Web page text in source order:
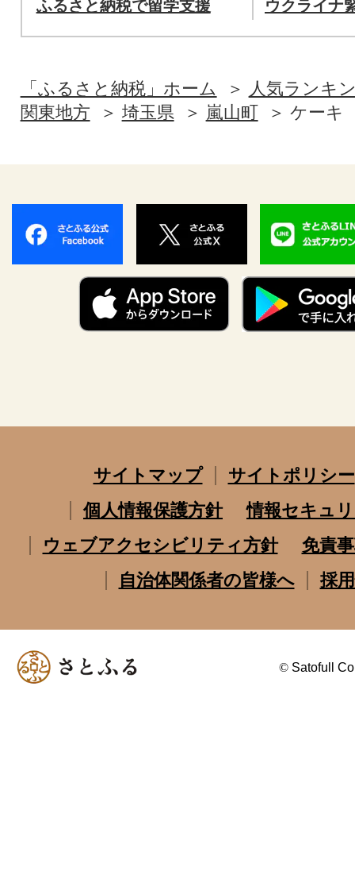
ふるさと納税で留学支援 ウクライナ
「ふるさと納税」ホーム
人気ランキ
関東地方
埼玉県 嵐山町 ケーキ
サイトマップ
サイトポリシー
個人情報保護方針
情報セキュ
ウェブアクセシビリティ方針
免責
自治体関係者の皆様へ
採
© Satofull